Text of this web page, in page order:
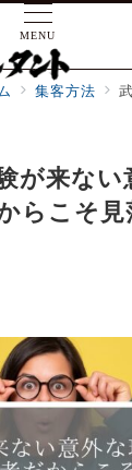
MENU
集客方法 武道
が来ない
らこそ見